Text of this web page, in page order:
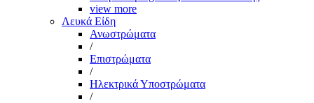
view more
Λευκά Είδη
Ανωστρώματα
/
Επιστρώματα
/
Ηλεκτρικά Υποστρώματα
/